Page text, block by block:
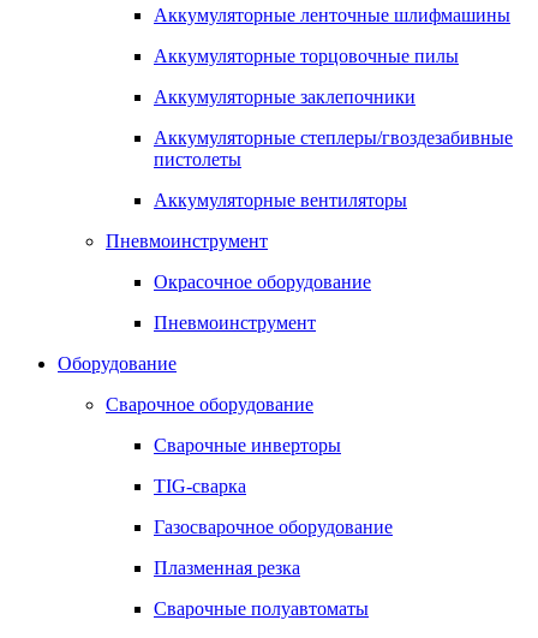
Аккумуляторные ленточные шлифмашины
Аккумуляторные торцовочные пилы
Аккумуляторные заклепочники
Аккумуляторные степлеры/гвоздезабивные
пистолеты
Аккумуляторные вентиляторы
Пневмоинструмент
Окрасочное оборудование
Пневмоинструмент
Оборудование
Сварочное оборудование
Сварочные инверторы
TIG-сварка
Газосварочное оборудование
Плазменная резка
Сварочные полуавтоматы